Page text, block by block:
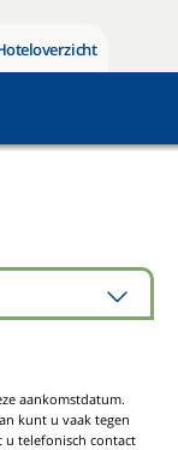
aankomstdatum.
kunt u vaak tegen
u telefonisch contact